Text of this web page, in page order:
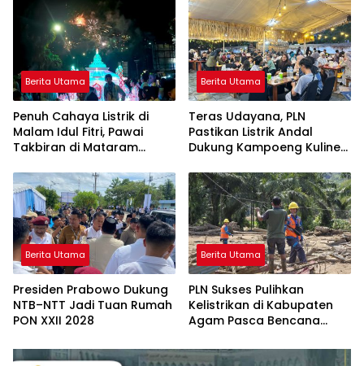
Berita Utama
Penuh Cahaya Listrik di
Malam Idul Fitri, Pawai
Takbiran di Mataram
Berita Utama
Teras Udayana, PLN
Pastikan Listrik Andal
Dukung Kampoeng Kuliner
Berita Utama
Presiden Prabowo Dukung
NTB–NTT Jadi Tuan Rumah
PON XXII 2028
Berita Utama
PLN Sukses Pulihkan
Kelistrikan di Kabupaten
Agam Pasca Bencana